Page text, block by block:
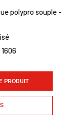
polypro souple -
PRODUIT